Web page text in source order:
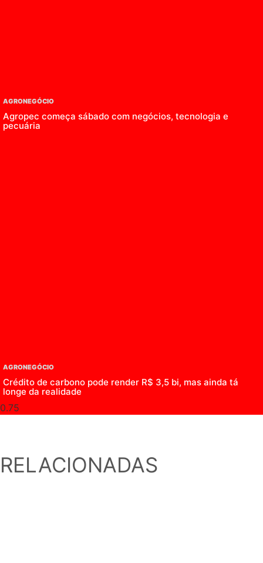
AGRONEGÓCIO
Agropec começa sábado com negócios, tecnologia e
pecuária
AGRONEGÓCIO
Crédito de carbono pode render R$ 3,5 bi, mas ainda tá
longe da realidade
RELACIONADAS